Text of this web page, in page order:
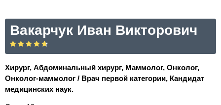
Вакарчук Иван Викторович
Хирург, Абдоминальный хирург, Маммолог, Онколог,
Онколог-маммолог / Врач первой категории, Кандидат
медицинских наук.